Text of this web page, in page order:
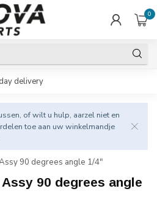
0
delivery
of wilt u hulp, aarzel niet en
toe aan uw winkelmandje
90 degrees angle 1/4"
90 degrees angle